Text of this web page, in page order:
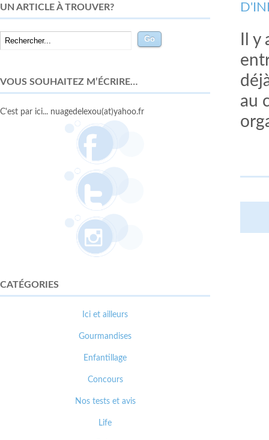
Il
au
UN ARTICLE À TROUVER?
VOUS SOUHAITEZ M’ÉCRIRE…
C'est par ici... nuagedelexou(at)yahoo.fr
CATÉGORIES
Ici et ailleurs
Gourmandises
Enfantillage
Concours
Nos tests et avis
Life